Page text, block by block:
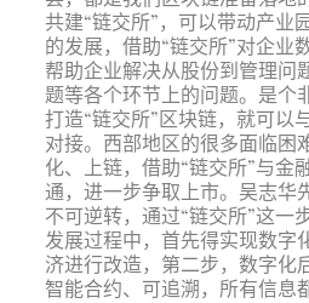
共建“链交所”，可以带动产业
的发展，借助“链交所”对企业
帮助企业解决从股份到管理问
题等各个环节上的问题。是个
打造“链交所”区块链，就可以
对接。西部地区的很多面临困
化、上链，借助“链交所”与金
通，进一步争取上市。吴志华
不可逆转，通过“链交所”这一
发展过程中，首先得实现数字
济进行改造，第二步，数字化
智能合约、可追溯，所有信息